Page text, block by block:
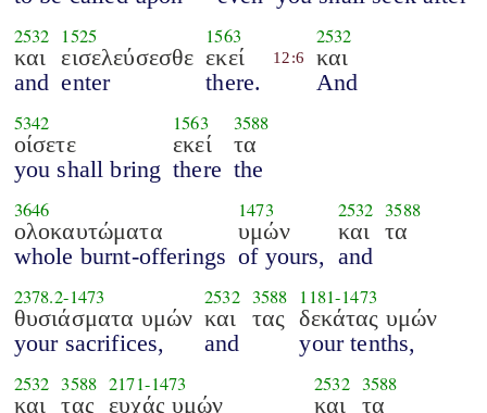
2532
και
and
1525
εισελεύσεσθε
enter
1563
εκεί
there.
12:6
2532
και
And
5342
οίσετε
you shall bring
1563
εκεί
there
3588
τα
the
3646
ολοκαυτώματα
whole burnt-offerings
1473
υμών
of yours,
2532
και
and
3588
τα
2378.2-1473
θυσιάσματα υμών
your sacrifices,
2532
και
and
3588
τας
1181-1473
δεκάτας υμών
your tenths,
2532
και
3588
τας
2171-1473
ευχάς υμών
2532
και
3588
τα